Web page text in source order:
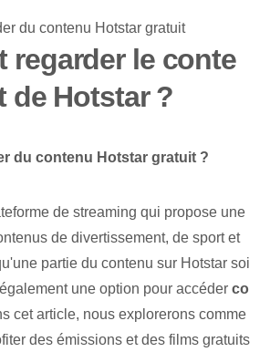
regarder le conte
de Hotstar ?
du contenu Hotstar gratuit ?
de streaming qui propose une
de divertissement, de sport et
partie du contenu⁤ sur Hotstar soi
une option pour accéder co
cet article, nous explorerons comme
des émissions et des films gratuits